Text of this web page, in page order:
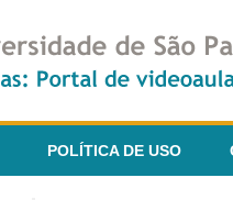
POLÍTICA DE USO